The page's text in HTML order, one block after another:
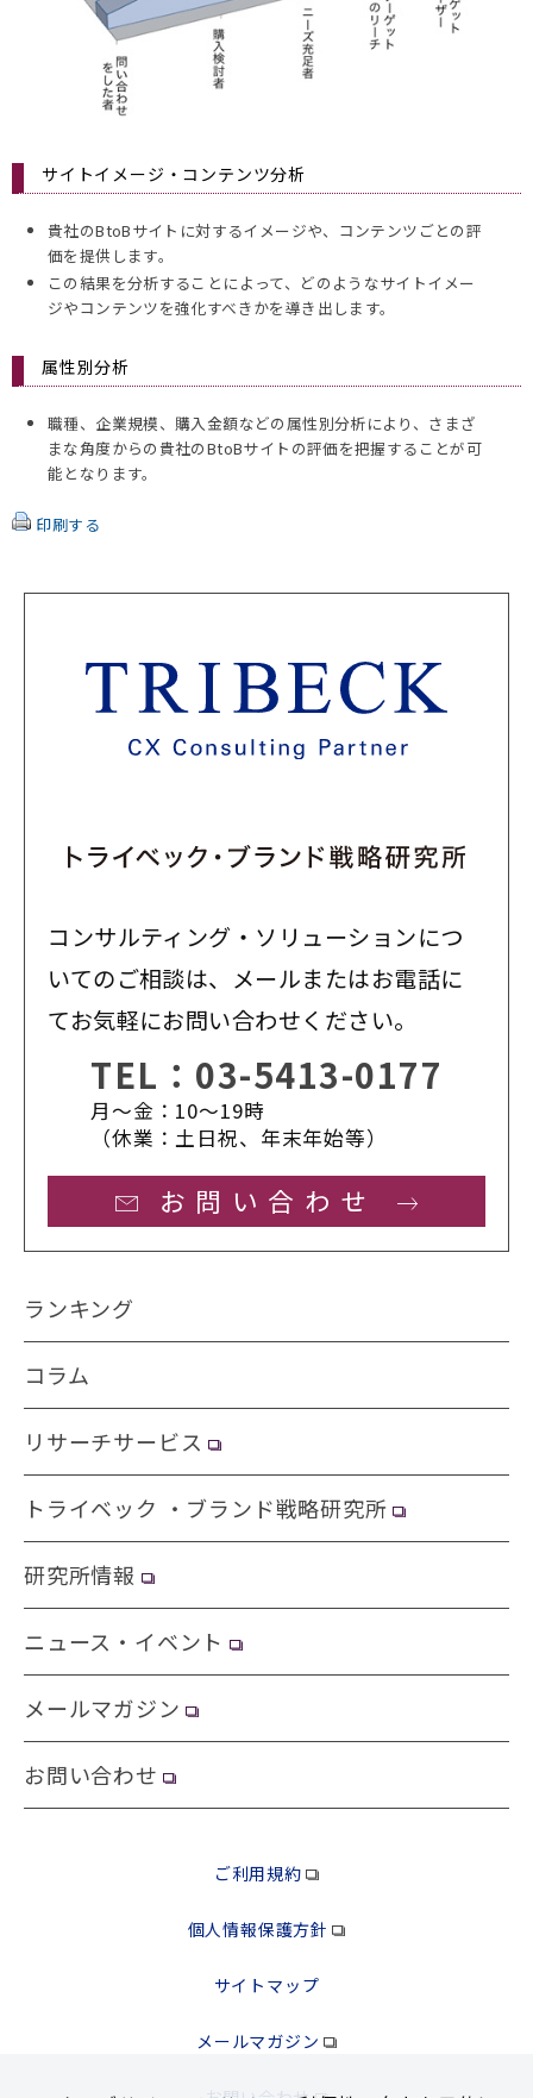
サイトイメージ・コンテンツ分析
貴社のBtoBサイトに対するイメージや、コンテンツごとの評
価を提供します。
この結果を分析することによって、どのようなサイトイメー
ジやコンテンツを強化すべきかを導き出します。
属性別分析
職種、企業規模、購入金額などの属性別分析により、さまざ
まな角度からの貴社のBtoBサイトの評価を把握することが可
能となります。
印刷する
コンサルティング・ソリューションにつ
いてのご相談は、メールまたはお電話に
てお気軽にお問い合わせください。
TEL： 03-5413-0177
月〜金：10〜19時
（休業：土日祝、年末年始等）
お問い合わせ
ランキング
コラム
リサーチサービス
トライベック ・ブランド戦略研究所
研究所情報
ニュース・イベント
メールマガジン
お問い合わせ
ご利用規約
個人情報保護方針
サイトマップ
メールマガジン